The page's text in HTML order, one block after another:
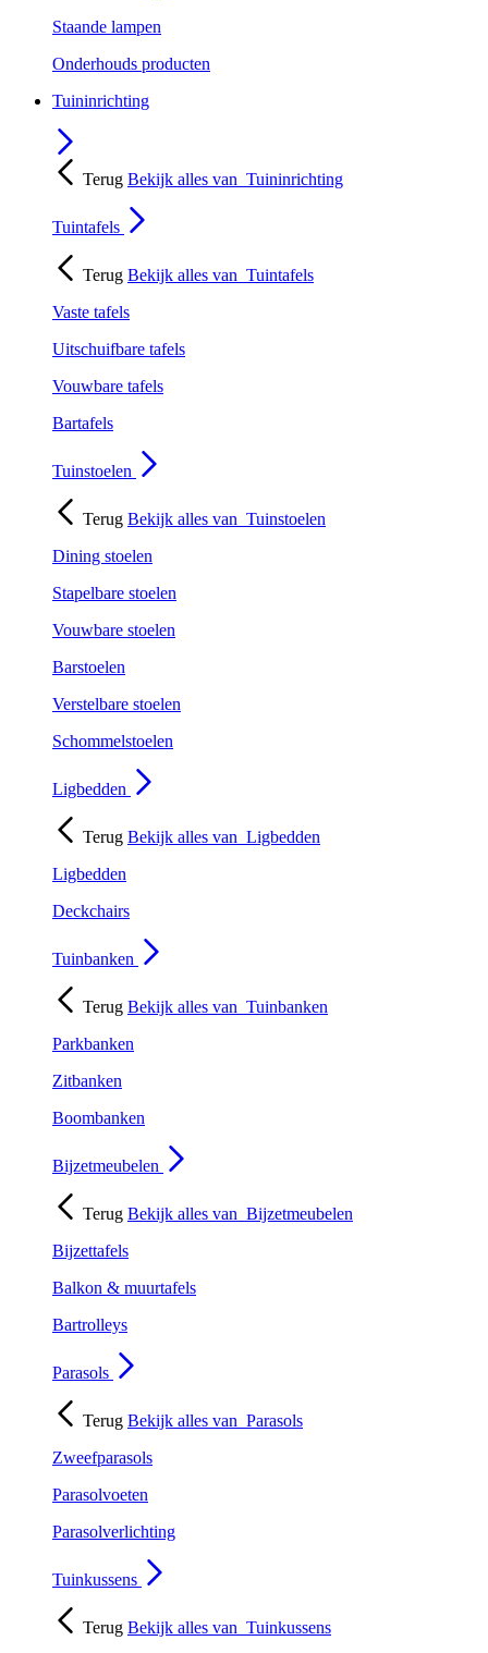
Staande lampen
Onderhouds producten
Tuininrichting
Terug Bekijk alles van Tuininrichting
Tuintafels
Terug Bekijk alles van Tuintafels
Vaste tafels
Uitschuifbare tafels
Vouwbare tafels
Bartafels
Tuinstoelen
Terug Bekijk alles van Tuinstoelen
Dining stoelen
Stapelbare stoelen
Vouwbare stoelen
Barstoelen
Verstelbare stoelen
Schommelstoelen
Ligbedden
Terug Bekijk alles van Ligbedden
Ligbedden
Deckchairs
Tuinbanken
Terug Bekijk alles van Tuinbanken
Parkbanken
Zitbanken
Boombanken
Bijzetmeubelen
Terug Bekijk alles van Bijzetmeubelen
Bijzettafels
Balkon & muurtafels
Bartrolleys
Parasols
Terug Bekijk alles van Parasols
Zweefparasols
Parasolvoeten
Parasolverlichting
Tuinkussens
Terug Bekijk alles van Tuinkussens